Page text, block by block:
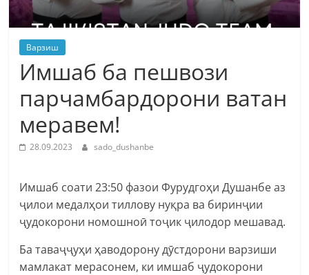
Варзиш
Имшаб ба пешвози
парчамбардорони ватан
меравем!
28.09.2023 sado_dushanbe
Имшаб соати 23:50 фазои Фурудгоҳи Душанбе аз
ҷилои медалҳои тиллову нуқра ва биринҷии
ҷудокорони номошноӣ тоҷик ҷилодор мешавад.
Ба таваҷҷуҳи ҳаводорону дӯстдорони варзиши
мамлакат мерасонем, ки имшаб ҷудокорони